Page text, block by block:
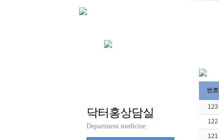
닥터홍상담실
Department medicine
번호
123
122
121